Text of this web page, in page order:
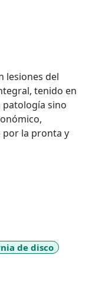
lesiones del
tenido en
patología sino
por la pronta y
de disco